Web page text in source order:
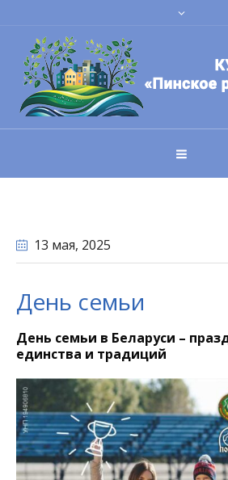
13 мая, 2025
День семьи
День семьи в Беларуси –
единства и традиций